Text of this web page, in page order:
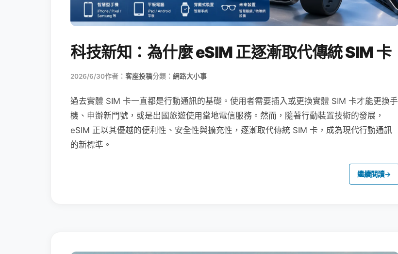
科技新知：為什麼 eSIM 正逐漸取代傳統 SIM 卡
2026/6/30作者： 客座投稿分類： 網路大小事
過去實體 SIM 卡一直都是行動通訊的基礎。使用者需要插入或更換實體 SIM 卡才能更換手
機、申辦新門號，或是出國旅遊使用當地電信服務。然而，隨著行動裝置技術的發展，
eSIM 正以其優越的便利性、安全性與擴充性，逐漸取代傳統 SIM 卡，成為現代行動通訊
的新標準。
繼續閱讀→